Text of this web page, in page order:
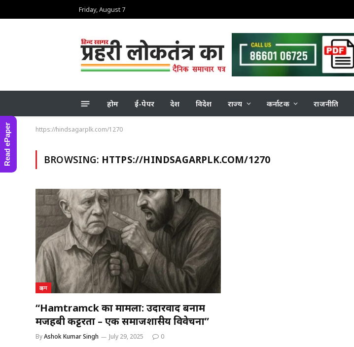
Friday, August 7
होम ई-पेपर देश विदेश राज्य कर्नाटक राजनीति
https://hindsagarplk.com/1270
BROWSING: HTTPS://HINDSAGARPLK.COM/1270
क्राइम
“Hamtramck का मामला: उदारवाद बनाम
मजहबी कट्टरता – एक समाजशास्त्रीय विवेचना”
ByAshok Kumar Singh July 29, 2025 0
Read ePaper